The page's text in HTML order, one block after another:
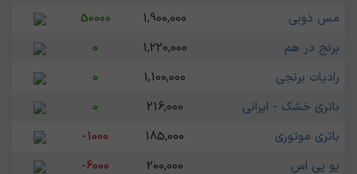
مس ذوبی
1,900,000
50000
برنج در هم
1,220,000
0
رادیات برنجی
1,100,000
0
باتری خشک - ایرانی
216,000
0
باتری موتوری
185,000
-1000
یو پی اس
200,000
-6000